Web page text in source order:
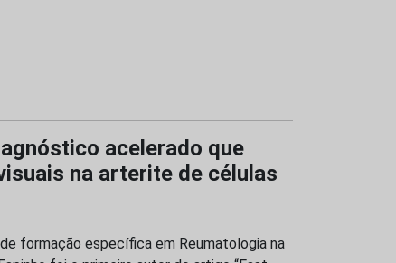
acelerado que
na arterite de células
formação específica em Reumatologia na